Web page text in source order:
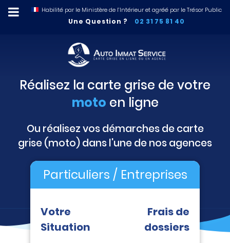
Habilité par le Ministère de l’Intérieur et agréé par le Trésor Public
Une Question ? 02 31 75 81 40
Réalisez la carte grise de votre
moto en ligne
Ou réalisez vos démarches de carte
grise (moto) dans l'une de nos agences
Particuliers / Entreprises
Votre
Situation
Frais de
dossiers